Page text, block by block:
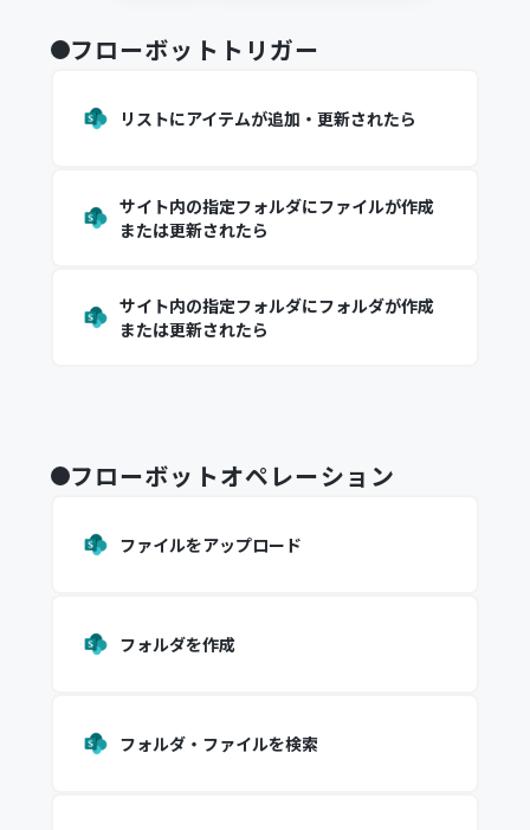
フローボットトリガー
リストにアイテムが追加・更新されたら
サイト内の指定フォルダにファイルが作成
または更新されたら
サイト内の指定フォルダにフォルダが作成
または更新されたら
フローボットオペレーション
ファイルをアップロード
フォルダを作成
フォルダ・ファイルを検索